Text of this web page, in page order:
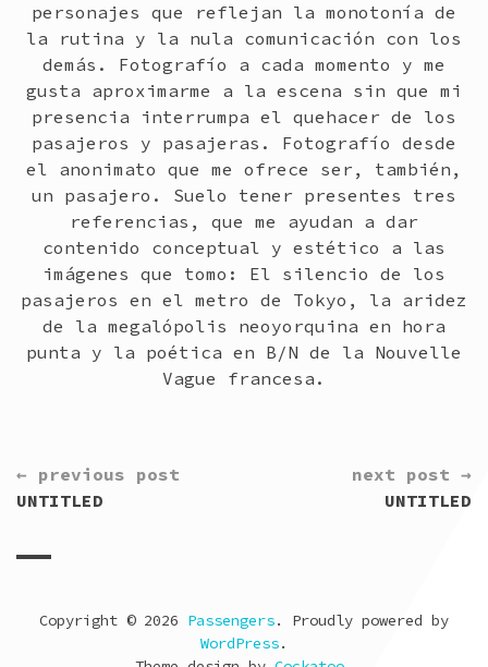
personajes que reflejan la monotonía de
la rutina y la nula comunicación con los
demás. Fotografío a cada momento y me
gusta aproximarme a la escena sin que mi
presencia interrumpa el quehacer de los
pasajeros y pasajeras. Fotografío desde
el anonimato que me ofrece ser, también,
un pasajero. Suelo tener presentes tres
referencias, que me ayudan a dar
contenido conceptual y estético a las
imágenes que tomo: El silencio de los
pasajeros en el metro de Tokyo, la aridez
de la megalópolis neoyorquina en hora
punta y la poética en B/N de la Nouvelle
Vague francesa.
CONTINUE
READING
← previous post
UNTITLED
next post →
UNTITLED
Copyright © 2026 Passengers. Proudly powered by
WordPress.